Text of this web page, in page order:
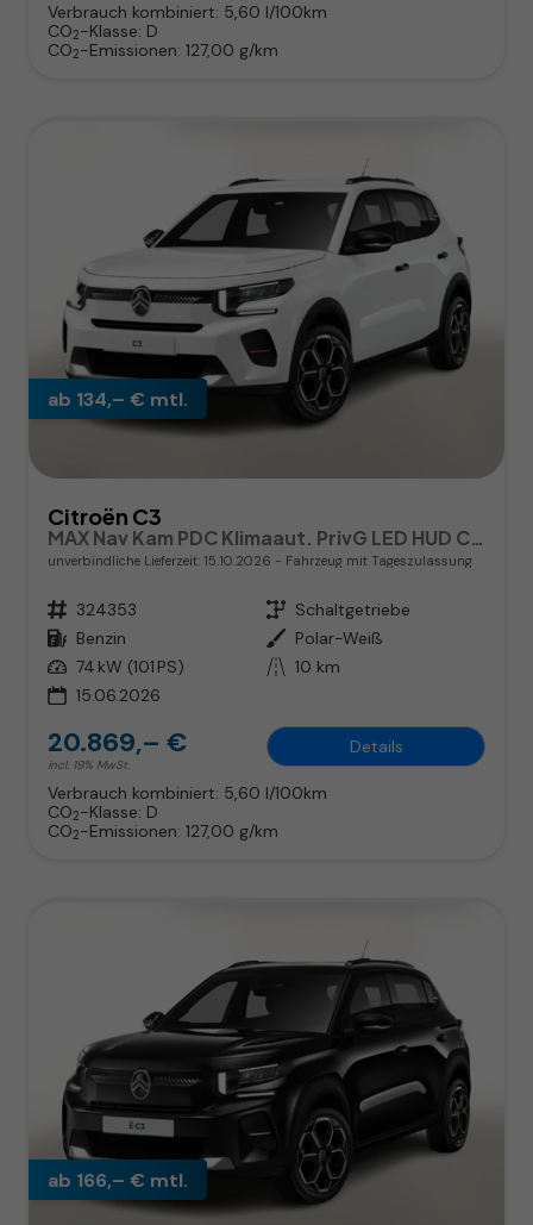
Verbrauch kombiniert: 5,60 l/100km
CO2-Klasse: D
CO2-Emissionen: 127,00 g/km
ab 134,– € mtl.
Citroën C3
unverbindliche Lieferzeit: 15.10.2026 Fahrzeug mit Tageszulassung
Fahrzeugnr. 324353 Getriebe Schaltgetriebe
Kraftstoff Benzin Außenfarbe Polar-Weiß
Leistung 74 kW (101 PS) Kilometerstand 10 km
15.06.2026
20.869,– €
incl. 19% MwSt.
Details
Verbrauch kombiniert: 5,60 l/100km
CO2-Klasse: D
CO2-Emissionen: 127,00 g/km
ab 166,– € mtl.